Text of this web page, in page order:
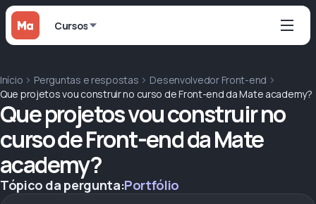
Cursos
Início Perguntas e respostas
Desenvolvedor Front-end
Que projetos vou construir no curso de Front-end da Mate academy?
Que projetos vou construir no
curso de Front-end da Mate
academy?
Tópico da pergunta:Portfólio